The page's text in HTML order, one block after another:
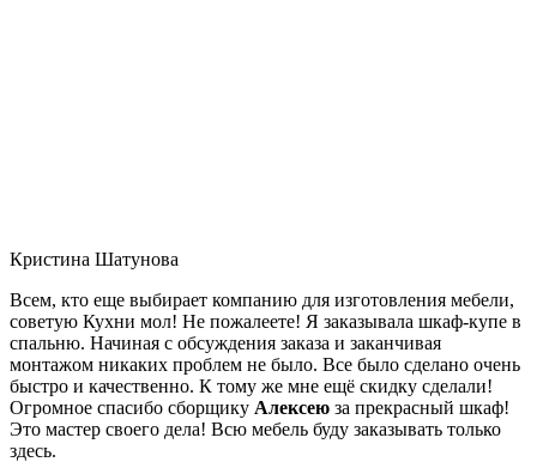
Кристина Шатунова
Всем, кто еще выбирает компанию для изготовления мебели,
советую Кухни мол! Не пожалеете! Я заказывала шкаф-купе в
спальню. Начиная с обсуждения заказа и заканчивая
монтажом никаких проблем не было. Все было сделано очень
быстро и качественно. К тому же мне ещё скидку сделали!
Огромное спасибо сборщику Алексею за прекрасный шкаф!
Это мастер своего дела! Всю мебель буду заказывать только
здесь.